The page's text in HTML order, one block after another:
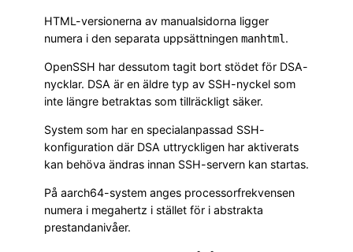
HTML-versionerna av manualsidorna ligger
numera i den separata uppsättningen manhtml .
OpenSSH har dessutom tagit bort stödet för DSA-
nycklar. DSA är en äldre typ av SSH-nyckel som
inte längre betraktas som tillräckligt säker.
System som har en specialanpassad SSH-
konfiguration där DSA uttryckligen har aktiverats
kan behöva ändras innan SSH-servern kan startas.
På aarch64-system anges processorfrekvensen
numera i megahertz i stället för i abstrakta
prestandanivåer.